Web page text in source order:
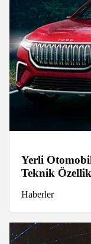
Yerli
Teknik
Haberler